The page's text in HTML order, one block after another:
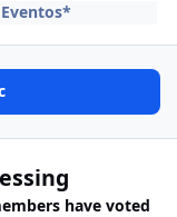
Eventos*
have voted